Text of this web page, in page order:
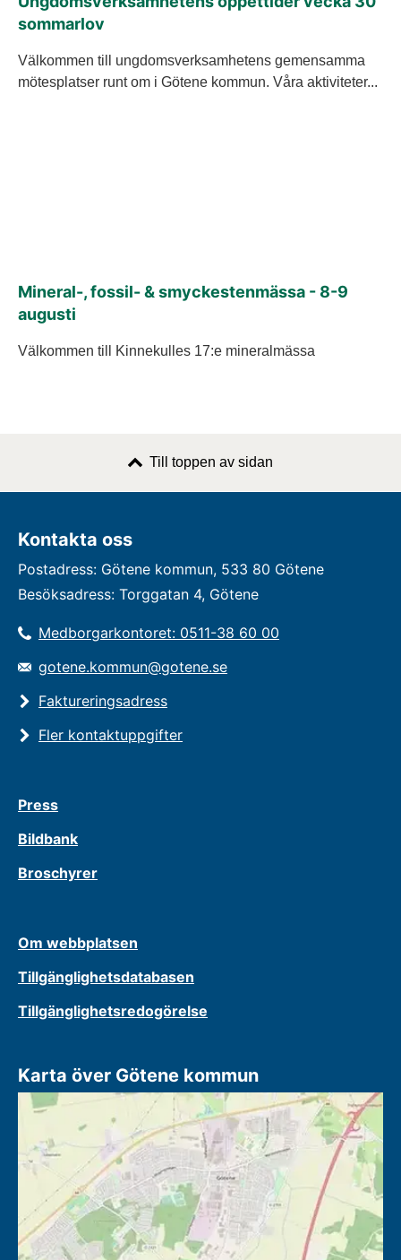
sommarlov
Välkommen till ungdomsverksamhetens gemensamma
mötesplatser runt om i Götene kommun. Våra aktiviteter...
Mineral-, fossil- & smyckestenmässa - 8-9
augusti
Välkommen till Kinnekulles 17:e mineralmässa
Till toppen av sidan
Kontakta oss
Postadress: Götene kommun, 533 80 Götene
Besöksadress: Torggatan 4, Götene
Medborgarkontoret: 0511-38 60 00
gotene.kommun@gotene.se
Faktureringsadress
Fler kontaktuppgifter
Press
Bildbank
Broschyrer
Om webbplatsen
Tillgänglighetsdatabasen
Tillgänglighetsredogörelse
Karta över Götene kommun